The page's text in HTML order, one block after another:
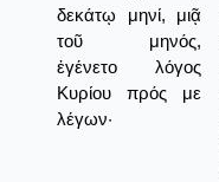
δεκάτῳ μηνί, μιᾷ
τοῦ μηνός,
ἐγένετο λόγος
Κυρίου πρός με
λέγων·